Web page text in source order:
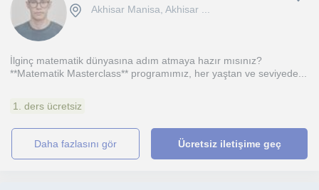
Akhisar Manisa, Akhisar ...
İlginç matematik dünyasına adım atmaya hazır mısınız?
**Matematik Masterclass** programımız, her yaştan ve seviyede...
1. ders ücretsiz
daha fazlasını gör Ücretsiz iletişime geç